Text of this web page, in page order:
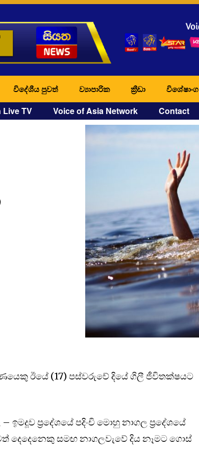
විදේශීය පුවත් ව්‍යාපාරික ක්‍රීඩා විශේෂාංග
Live TV Voice of Asia Network Contact
ඊයේ (17) පස්වරුවේ දියේ ගිලී ජීවිතක්ෂයට
ප්‍රදේශයේ පදිංචි මොහු නාගල ප්‍රදේශයේ
දෙදෙනෙකු සමඟ නාගලවැවේ දිය නෑමට ගොස්